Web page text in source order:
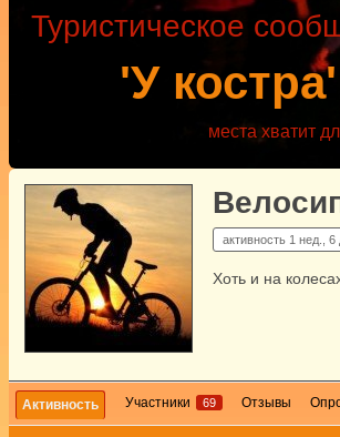
'У костра'
Туристическое
места хватит
активность 1 нед., 6
Хоть и на
Активность Участники 69 Отзывы